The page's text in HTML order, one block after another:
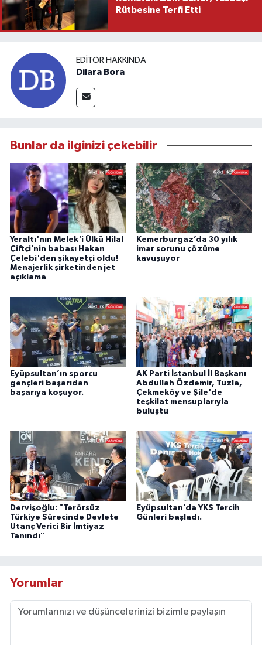
Rütbesine Terfi Etti
EDITÖR HAKKINDA
Dilara Bora
Bunlar da ilginizi çekebilir
Yeraltı'nın Melek'i Ülkü Hilal
Çiftçi’nin babası Hakan
Çelebi'den şikayetçi oldu!
Menajerlik şirketinden jet
açıklama
Kemerburgaz’da 30 yılık
imar sorunu çözüme
kavuşuyor
Eyüpsultan’ın sporcu
gençleri başarıdan
başarıya koşuyor.
AK Parti İstanbul İl Başkanı
Abdullah Özdemir, Tuzla,
Çekmeköy ve Şile'de
teşkilat mensuplarıyla
buluştu
Dervişoğlu: "Terörsüz
Türkiye Sürecinde Devlete
Utanç Verici Bir İmtiyaz
Tanındı"
Eyüpsultan’da YKS Tercih
Günleri başladı.
Yorumlar